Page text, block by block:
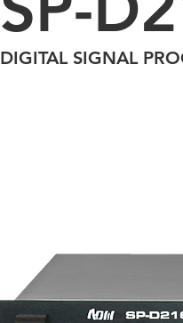
DIGITAL SIGNAL